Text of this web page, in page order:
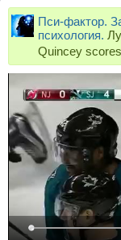
Пси-фактор.
психология.
Quincey